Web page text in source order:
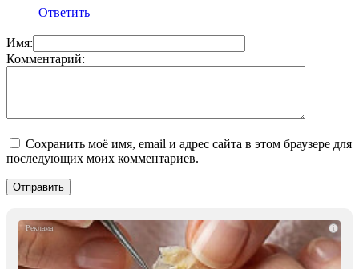
Ответить
Имя:
Комментарий:
Сохранить моё имя, email и адрес сайта в этом браузере для
последующих моих комментариев.
i